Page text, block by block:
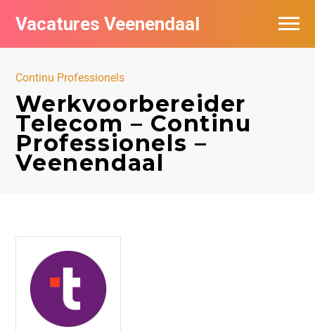
Vacatures Veenendaal
Continu Professionels
Werkvoorbereider
Telecom – Continu
Professionels –
Veenendaal
Vacatures per bedrijf in Veendaal